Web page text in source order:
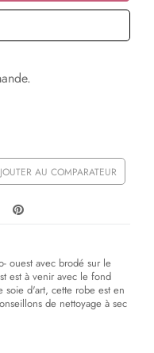
AU COMPARATEUR
ouest avec brodé sur le
est à venir avec le fond
soie d'art, cette robe est en
de nettoyage à sec